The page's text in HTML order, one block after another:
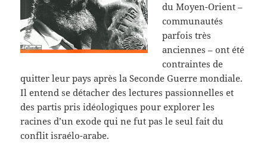
du Moyen-Orient –
communautés
parfois très
anciennes – ont été
contraintes de
quitter leur pays après la Seconde Guerre mondiale.
Il entend se détacher des lectures passionnelles et
des partis pris idéologiques pour explorer les
racines d’un exode qui ne fut pas le seul fait du
conflit israélo-arabe.